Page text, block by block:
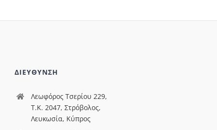
ΔΙΕΥΘΥΝΣΗ
Λεωφόρος Τσερίου 229,
T.Κ. 2047, Στρόβολος,
Λευκωσία, Κύπρος